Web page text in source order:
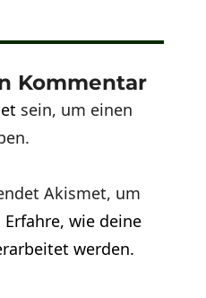
Kommentar
sein, um einen
Akismet, um
Erfahre, wie deine
werden.